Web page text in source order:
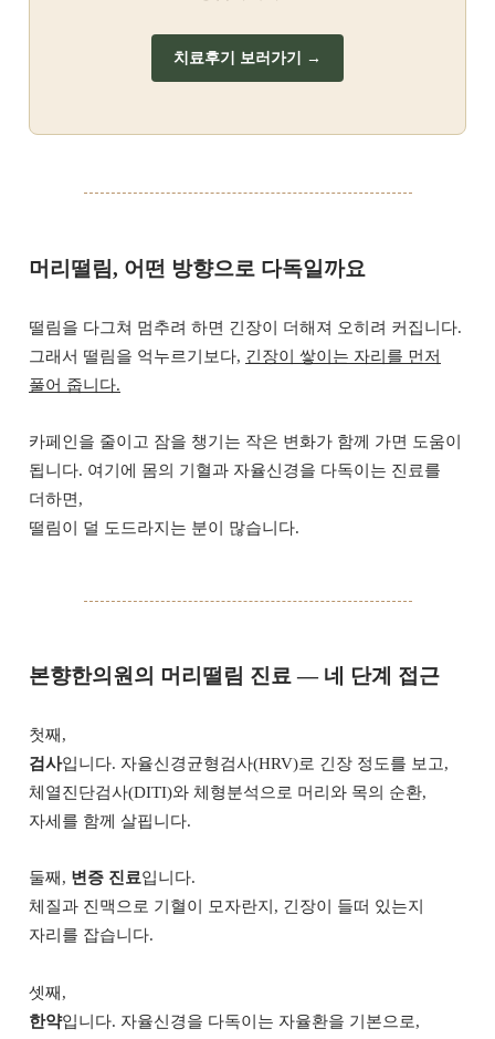
치료후기 보러가기 →
머리떨림, 어떤 방향으로 다독일까요
떨림을 다그쳐 멈추려 하면 긴장이 더해져 오히려 커집니다.
그래서 떨림을 억누르기보다, 긴장이 쌓이는 자리를 먼저
풀어 줍니다.
카페인을 줄이고 잠을 챙기는 작은 변화가 함께 가면 도움이
됩니다. 여기에 몸의 기혈과 자율신경을 다독이는 진료를
더하면,
떨림이 덜 도드라지는 분이 많습니다.
본향한의원의 머리떨림 진료 — 네 단계 접근
첫째,
검사입니다. 자율신경균형검사(HRV)로 긴장 정도를 보고,
체열진단검사(DITI)와 체형분석으로 머리와 목의 순환,
자세를 함께 살핍니다.
둘째, 변증 진료입니다.
체질과 진맥으로 기혈이 모자란지, 긴장이 들떠 있는지
자리를 잡습니다.
셋째,
한약입니다. 자율신경을 다독이는 자율환을 기본으로,